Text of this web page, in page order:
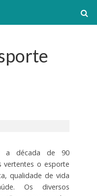
a década de 90
vertentes o esporte
qualidade de vida
Os diversos